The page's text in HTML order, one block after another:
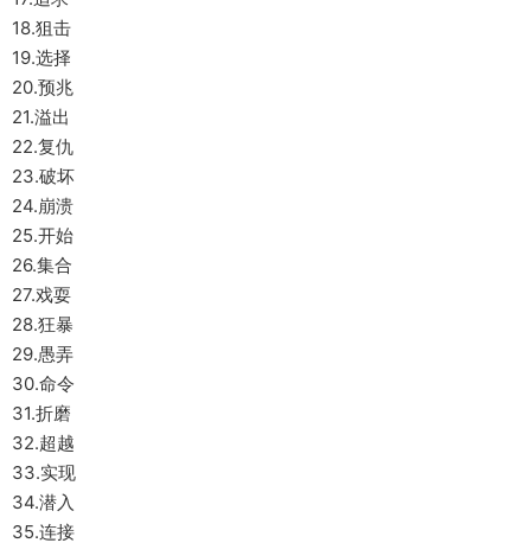
18.狙击
19.选择
20.预兆
21.溢出
22.复仇
23.破坏
24.崩溃
25.开始
26.集合
27.戏耍
28.狂暴
29.愚弄
30.命令
31.折磨
32.超越
33.实现
34.潜入
35.连接